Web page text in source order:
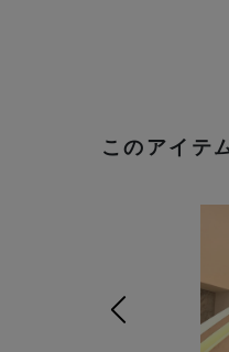
このアイテ